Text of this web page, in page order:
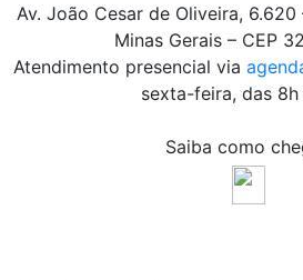
Av. João Cesar de Oliveira, 6.620
Minas Gerais – CEP
Atendimento presencial via
sexta-feira, das 8h
Saiba como